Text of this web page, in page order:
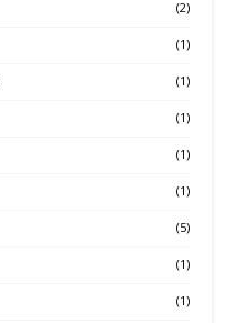
(2)
(1)
(1)
(1)
(1)
(1)
(5)
(1)
(1)